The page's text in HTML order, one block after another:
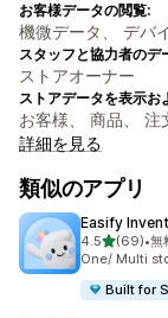
お客様データの閲覧:
機微データ、 デバ
スタッフと協力者のデ
ストアオーナー
ストアデータを表示お
お客様、 商品、 注
詳細を見る
類似のアプリ
Easify
4.55つ星中
(69)
合計レビュー
•無
One/ Multi
Built for